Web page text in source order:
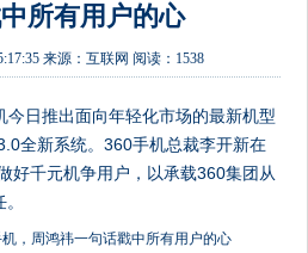
所有用户的心
来源：互联网 阅读：1538
日推出面向年轻化市场的最新机型
全新系统。360手机总裁李开新在
好千元机争用户，以承载360集团从